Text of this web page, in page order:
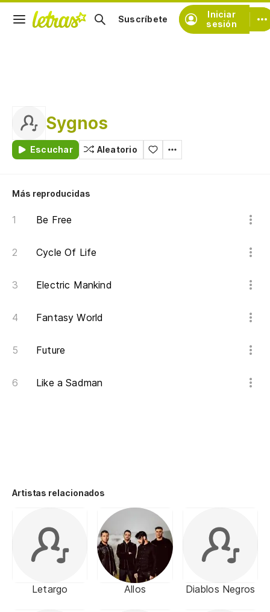
Iniciar
sesión
Suscríbete
Sygnos
Escuchar Aleatorio
Más reproducidas
Be Free
Cycle Of Life
Electric Mankind
Fantasy World
Future
Like a Sadman
Artistas relacionados
Letargo Allos Diablos Negros